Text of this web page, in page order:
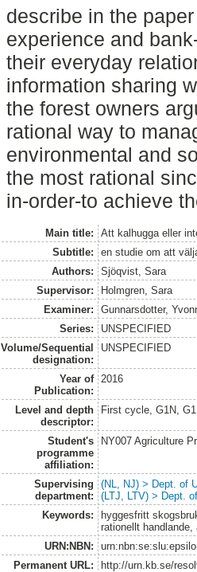
describe in the
experience and
their everyday
information sharing
the forest owners
rational way to
environmental and
the most rational
in-order-to achieve
Main title:
Att kalhugga eller
Subtitle:
en studie om att
Authors:
Sjöqvist, Sara
Supervisor:
Holmgren, Sara
Examiner:
Gunnarsdotter,
Series:
UNSPECIFIED
Volume/Sequential
designation:
UNSPECIFIED
Year of
Publication:
2016
Level and depth
descriptor:
First cycle, G1N,
Student's
programme
affiliation:
NY007 Agriculture
Supervising
department:
(NL, NJ) > Dept. of
(LTJ, LTV) > Dept.
Keywords:
hyggesfritt
rationellt
URN:NBN:
Permanent URL:
http://urn.kb.se/